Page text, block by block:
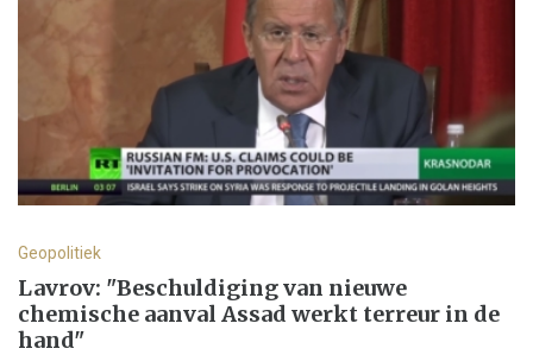
Geopolitiek
Lavrov: "Beschuldiging van nieuwe
chemische aanval Assad werkt terreur in de
hand"